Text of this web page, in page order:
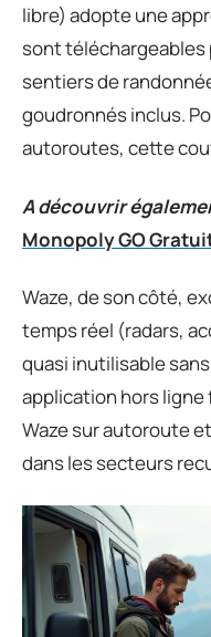
libre) adopte une
sont téléchargeables
sentiers de
goudronnés inclus.
autoroutes, cette
A découvrir
Monopoly GO
Waze, de son côté,
temps réel (radars,
quasi inutilisable sans
application hors ligne
Waze sur autoroute
dans les secteurs